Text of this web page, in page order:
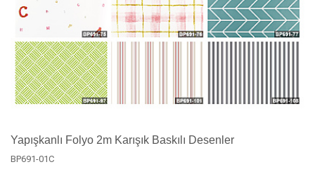
Yapışkanlı Folyo 2m Karışık Baskılı Desenler
BP691-01C